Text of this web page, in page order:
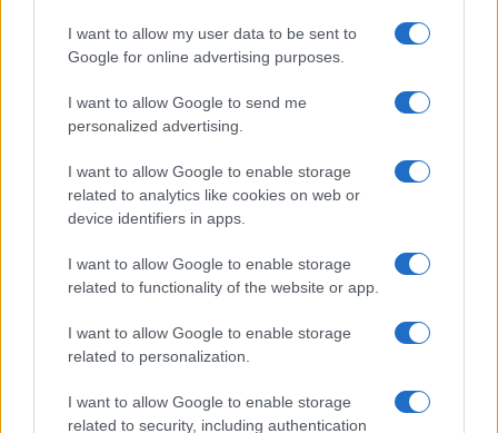
I want to allow my user data to be sent to
Google for online advertising purposes.
I want to allow Google to send me
personalized advertising.
I want to allow Google to enable storage
related to analytics like cookies on web or
device identifiers in apps.
I want to allow Google to enable storage
related to functionality of the website or app.
I want to allow Google to enable storage
related to personalization.
I want to allow Google to enable storage
related to security, including authentication
tempi”, mentre dopo inverni di sei mesi, scanditi
da piogge dilaganti e persistenti, il terreno che a
satura, nessuno fa una piega? Voi avete forse
sentito la coppia divulgatrice Tozzi&Mercalli
gridare alla fine del mondo? Il climatologo verde
Bonelli, parla d’altro, tutti che scantonano, se ne
stanno rintanati. Al caldo loro possono.
colonnelli del meteo da parte loro
minimizzano: sì, una perturbazione atipica,
un’aria depressionaria, ma vedrete che passa,
presto torna il caldo. Anomalo, naturalmente. Ma
sempre più freddo. Oppure le Marche sporche (e